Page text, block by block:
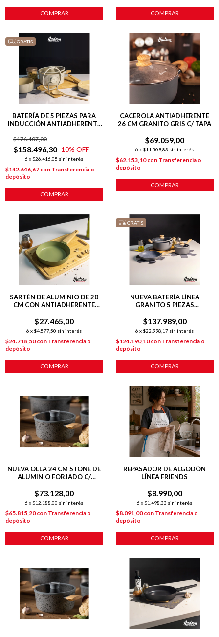
COMPRAR COMPRAR
GRATIS
BATERÍA DE 5 PIEZAS PARA
INDUCCIÓN ANTIADHERENTE
$158.496,30
$176.107,00
10% OFF
6 x $26.416,05 sin interés
$142.646,67 con Transferencia o
depósito
COMPRAR
CACEROLA ANTIADHERENTE
26 CM GRANITO GRIS C/ TAPA
$69.059,00
6 x $11.509,83 sin interés
$62.153,10con Transferencia o
depósito
COMPRAR
SARTÉN DE ALUMINIO DE 20
CM CON ANTIADHERENTE
$27.465,00
6 x $4.577,50 sin interés
$24.718,50con Transferencia o
depósito
COMPRAR
GRATIS
NUEVA BATERÍA LÍNEA
GRANITO 5 PIEZAS
$137.989,00
6 x $22.998,17 sin interés
$124.190,10con Transferencia o
depósito
COMPRAR
NUEVA OLLA 24 CM STONE DE
ALUMINIO FORJADO C/
INDUCCIÓN
$73.128,00
6 x $12.188,00 sin interés
$65.815,20con Transferencia o
depósito
COMPRAR
REPASADOR DE ALGODÓN
LÍNEA FRIENDS
$8.990,00
6 x $1.498,33 sin interés
$8.091,00con Transferencia o
depósito